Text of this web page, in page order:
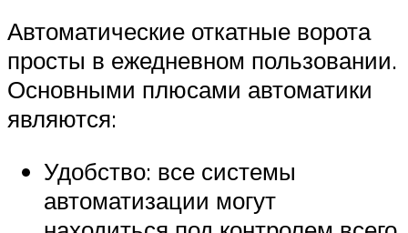
Автоматические откатные ворота
просты в ежедневном пользовании.
Основными плюсами автоматики
являются:
Удобство: все системы
автоматизации могут